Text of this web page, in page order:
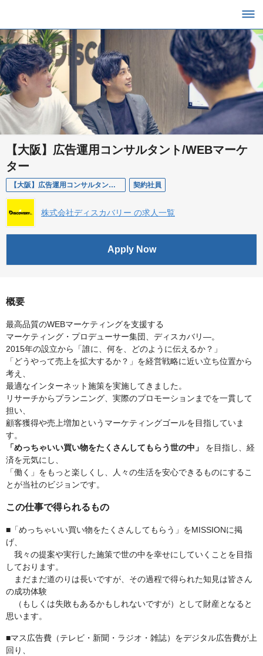
【大阪】広告運用コンサルタント/WEBマーケ
ター
【大阪】広告運用コンサルタント/WEBマーケター 契約社員
株式会社ディスカバリー の求人一覧
Apply Now
概要
最高品質のWEBマーケティングを支援する
マーケティング・プロデューサー集団、ディスカバリ―。
2015年の設立から「誰に、何を、どのように伝えるか？」
「どうやって売上を拡大するか？」を経営戦略に近い立ち位置から
考え、
最適なインターネット施策を実施してきました。
リサーチからプランニング、実際のプロモーションまでを一貫して
担い、
顧客獲得や売上増加というマーケティングゴールを目指していま
す。
「めっちゃいい買い物をたくさんしてもらう世の中」
を目指し、経
済を元気にし、
「働く」をもっと楽しくし、人々の生活を安心できるものにするこ
とが当社のビジョンです。
この仕事で得られるもの
■「めっちゃいい買い物をたくさんしてもらう」をMISSIONに掲
げ、
我々の提案や実行した施策で世の中を幸せにしていくことを目指
しております。
まだまだ道のりは長いですが、その過程で得られた知見は皆さん
の成功体験
（もしくは失敗もあるかもしれないですが）として財産となると
思います。
■マス広告費（テレビ・新聞・ラジオ・雑誌）をデジタル広告費が上
回り、